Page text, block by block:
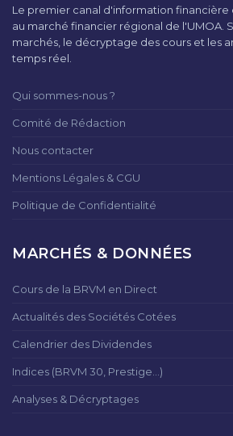
Le premier canal d'information
au marché financier régional de l'UMOA.
marchés, le décryptage des cours et les
temps réel.
Qui sommes-nous ?
Comité de Rédaction
Nous contacter
Mentions Légales & CGU
Politique de Confidentialité
MARCHÉS & DONNÉES
Cours de la BRVM en Direct
Actualités des Sociétés Cotées
Calendrier des Dividendes
Indices (BRVM 30, Prestige...)
Analyses & Décryptages